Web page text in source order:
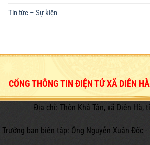
Tin tức – Sự kiện
CỔNG THÔNG TIN ĐIỆN TỬ XÃ DIÊN
Địa chỉ: Thôn Khả Tân, xã Diên Hà,
Trưởng ban biên tập: Ông Nguyễn Xuân Đốc -